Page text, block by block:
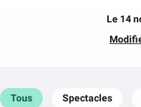
Le 14
Tous Spectacles